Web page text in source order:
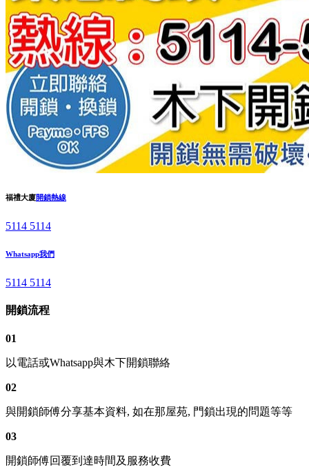
福禮大廈開鎖熱線
5114 5114
Whatsapp我們
5114 5114
開鎖流程
01
以電話或Whatsapp與木下開鎖聯絡
02
與開鎖師傅分享基本資料, 如在那屋苑, 門鎖出現的問題等等
03
開鎖師傅回覆到達時間及服務收費